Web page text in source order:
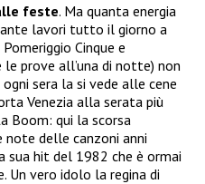
feste. Ma quanta energia
lavori tutto il giorno a
Cinque e
prove all’una di notte) non
sera la si vede alle cene
Venezia alla serata più
Boom: qui la scorsa
delle canzoni anni
hit del 1982 che è ormai
vero idolo la regina di